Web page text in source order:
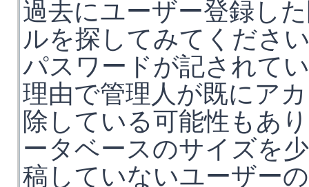
過去にユーザー登録し
ルを探してみてくださ
パスワードが記されて
理由で管理人が既にア
除している可能性もあ
ータベースのサイズを
稿していないユーザー